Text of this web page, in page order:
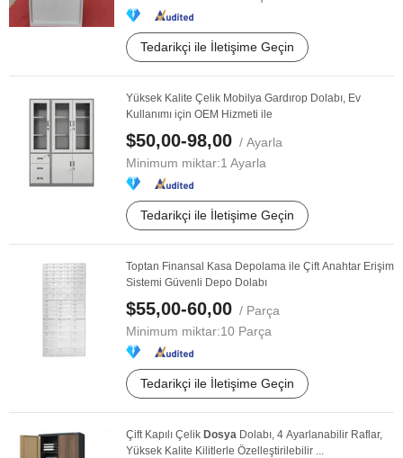
Tedarikçi ile İletişime Geçin
Yüksek Kalite Çelik Mobilya Gardırop Dolabı, Ev
Kullanımı için OEM Hizmeti ile
$50,00-98,00 / Ayarla
Minimum miktar:1 Ayarla
Tedarikçi ile İletişime Geçin
Toptan Finansal Kasa Depolama ile Çift Anahtar Erişim
Sistemi Güvenli Depo Dolabı
$55,00-60,00 / Parça
Minimum miktar:10 Parça
Tedarikçi ile İletişime Geçin
Çift Kapılı Çelik Dosya Dolabı, 4 Ayarlanabilir Raflar,
Yüksek Kalite Kilitlerle Özelleştirilebilir ...